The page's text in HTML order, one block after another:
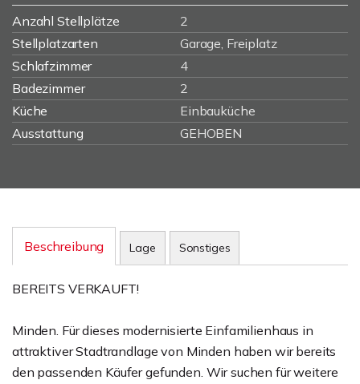
Anzahl Stellplätze
2
Stellplatzarten
Garage, Freiplatz
Schlafzimmer
4
Badezimmer
2
Küche
Einbauküche
Ausstattung
GEHOBEN
Beschreibung Lage Sonstiges
BEREITS VERKAUFT!
Minden. Für dieses modernisierte Einfamilienhaus in
attraktiver Stadtrandlage von Minden haben wir bereits
den passenden Käufer gefunden. Wir suchen für weitere